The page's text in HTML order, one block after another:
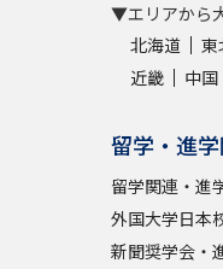
▼エリアから
北海道
東
近畿
中国
留学・進
留学関連・進
外国大学日本
新聞奨学会・